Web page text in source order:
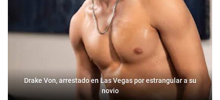
Drake Von, arrestado en Las Vegas por estrangular a su
novio